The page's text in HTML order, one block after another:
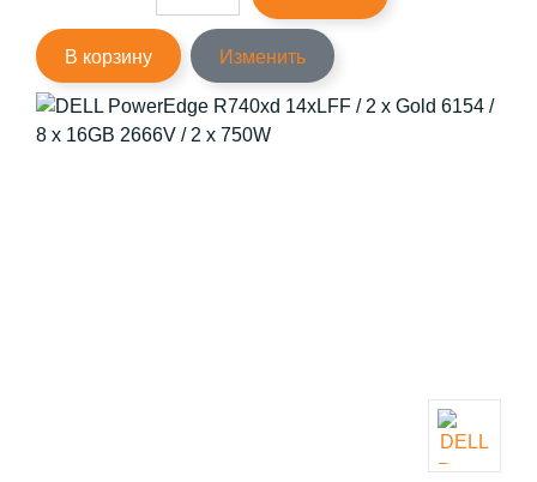
В корзину Изменить